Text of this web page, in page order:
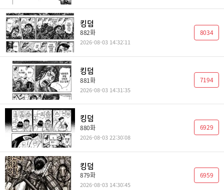
킹덤
882화
2026-08-03 14:32:11
8034
킹덤
881화
2026-08-03 14:31:35
7194
킹덤
880화
2026-08-03 22:30:08
6929
킹덤
879화
2026-08-03 14:30:45
6959